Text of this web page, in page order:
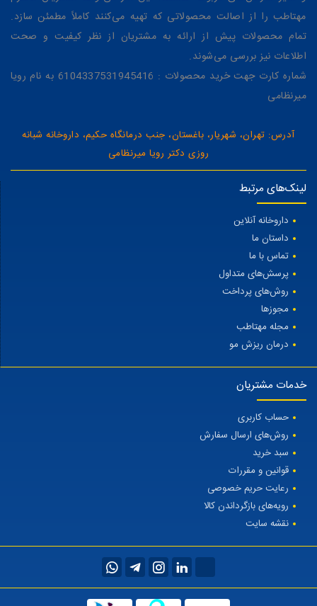
مهتاطب را از اصالت محصولاتی که تهیه می‌کنند کاملاً مطمئن سازد.
تمام محصولات پیش از ارائه به مشتریان از نظر کیفیت و صحت
اطلاعات نیز بررسی می‌شوند.
شماره کارت جهت خرید محصولات : 6104337531945416 به نام رویا
میرنظامی
آدرس: تهران، شهریار، باغستان، جنب درمانگاه حکیم، داروخانه شبانه
روزی دکتر رویا میرنظامی
لینک‌های مرتبط
داروخانه آنلاین
داستان ما
تماس با ما
پرسش‌های متداول
روش‌های پرداخت
مجوزها
مجله مهتاطب
درمان ریزش مو
خدمات مشتریان
حساب کاربری
روش‌های ارسال سفارش
سبد خرید
قوانین و مقررات
رعایت حریم خصوصی
رویه‌های بازگرداندن کالا
نقشه سایت